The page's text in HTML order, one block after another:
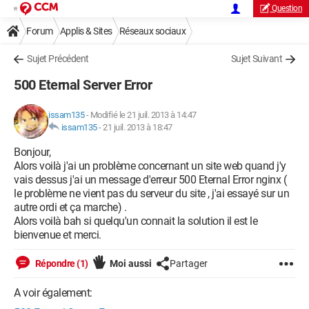
Question
Forum Applis & Sites Réseaux sociaux
Sujet Précédent Sujet Suivant
500 Eternal Server Error
issam135- Modifié le 21 juil. 2013 à 14:47
issam135-21 juil. 2013 à 18:47
Bonjour,
Alors voilà j'ai un problème concernant un site web quand j'y
vais dessus j'ai un message d'erreur 500 Eternal Error nginx (
le problème ne vient pas du serveur du site , j'ai essayé sur un
autre ordi et ça marche) .
Alors voilà bah si quelqu'un connait la solution il est le
bienvenue et merci.
Répondre (1) Moi aussi Partager
A voir également: